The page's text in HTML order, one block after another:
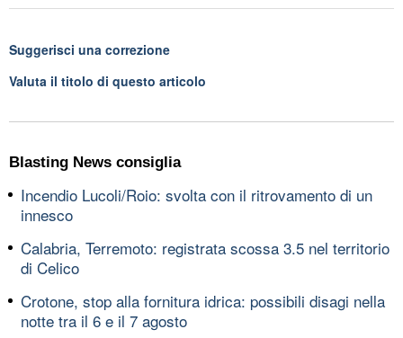
Suggerisci una correzione
Valuta il titolo di questo articolo
Blasting News consiglia
Incendio Lucoli/Roio: svolta con il ritrovamento di un
innesco
Calabria, Terremoto: registrata scossa 3.5 nel territorio
di Celico
Crotone, stop alla fornitura idrica: possibili disagi nella
notte tra il 6 e il 7 agosto